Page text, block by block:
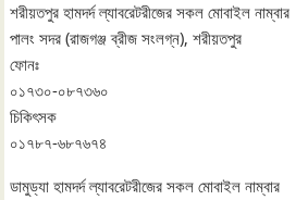
শরীয়তপুর হামদর্দ ল্যাবরেটরীজের সকল মোবাইল নাম্বার
পালং সদর (রাজগঞ্জ ব্রীজ সংলগ্ন), শরীয়তপুর
ফোনঃ
০১৭৩০-০৮৭৩৬০
চিকিৎসক
০১৭৮৭-৬৮৭৬৭৪
ডামুড্যা হামদর্দ ল্যাবরেটরীজের সকল মোবাইল নাম্বার